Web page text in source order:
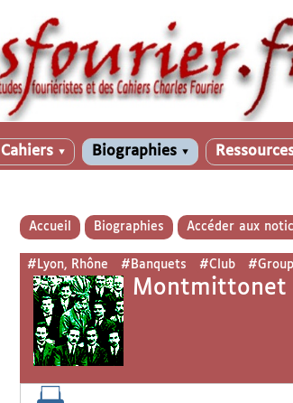
Cahiers ▼ Biographies ▼
Accueil Biographies Accéder aux
#Lyon, Rhône #Banquets #Club
Montmittonet